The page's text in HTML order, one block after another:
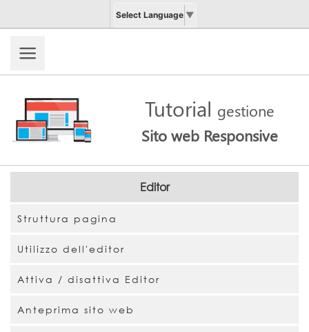
Select Language ▼
Tutorial gestione
Sito web Responsive
Editor
Struttura pagina
Utilizzo dell'editor
Attiva / disattiva Editor
Anteprima sito web